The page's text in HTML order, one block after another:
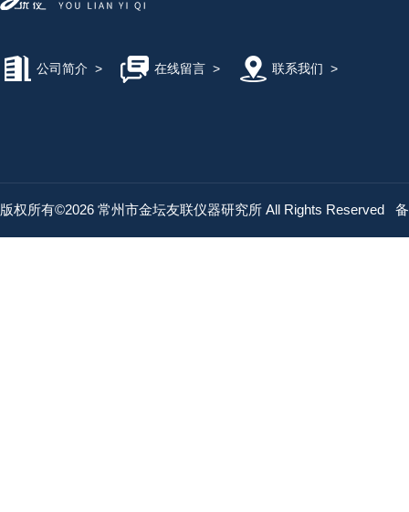
公司简介 > 在线留言> 联系我们 >
版权所有©2026 常州市金坛友联仪器研究所 All Rights Reserved